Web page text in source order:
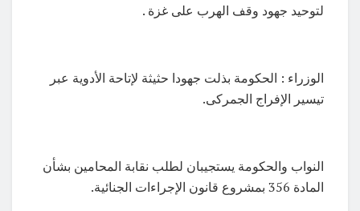
لتوحيد جهود وقف الهرب على غزة .
الوزراء : الحكومة بذلت جهودا حثيثة لإتاحة الأدوية عبر
تيسير الإفراج الجمركى.
النواب والحكومة يستجيبان لطلب نقابة المحامين بشأن
المادة 356 بمشروع قانون الإجراءات الجنائية.